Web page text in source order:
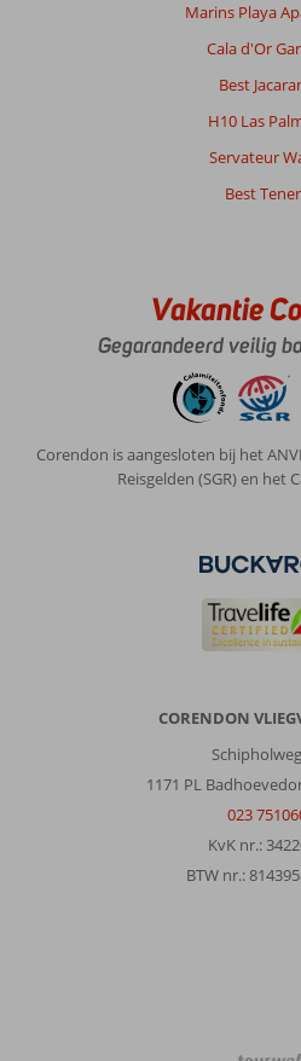
Marins Playa
Cala d'Or
Best
H10 Las
Servateur
Best
Vakantie
Gegarandeerd veilig
Corendon is aangesloten bij het
Reisgelden (SGR) en het
CORENDON
1171 PL
023
KvK nr.:
BTW nr.: